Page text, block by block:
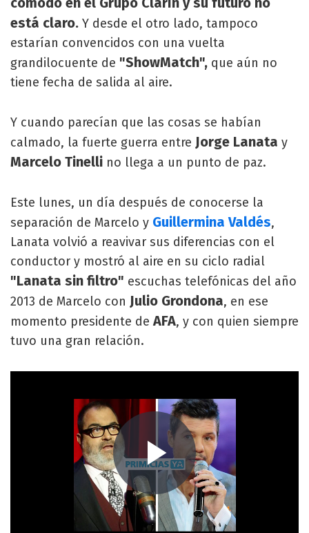
está claro. Y desde el otro lado, tampoco
estarían convencidos con una vuelta
grandilocuente de "ShowMatch", que aún no
tiene fecha de salida al aire.
Y cuando parecían que las cosas se habían
calmado, la fuerte guerra entre Jorge Lanata y
Marcelo Tinelli no llega a un punto de paz.
Este lunes, un día después de conocerse la
separación de Marcelo y Guillermina Valdés,
Lanata volvió a reavivar sus diferencias con el
conductor y mostró al aire en su ciclo radial
"Lanata sin filtro" escuchas telefónicas del año
2013 de Marcelo con Julio Grondona, en ese
momento presidente deAFA, y con quien siempre
tuvo una gran relación.